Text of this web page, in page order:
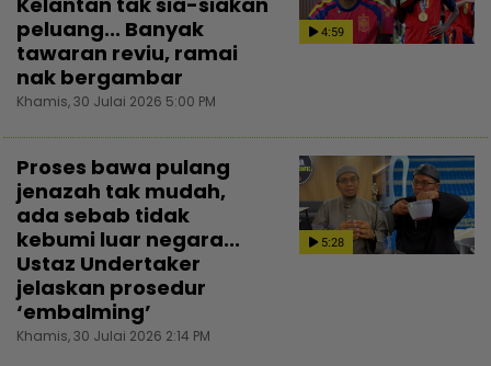
4:59
peluang... Banyak
tawaran reviu, ramai
nak bergambar
Khamis, 30 Julai 2026 5:00 PM
5:28
Proses bawa pulang
jenazah tak mudah,
ada sebab tidak
kebumi luar negara...
Ustaz Undertaker
jelaskan prosedur
‘embalming’
Khamis, 30 Julai 2026 2:14 PM